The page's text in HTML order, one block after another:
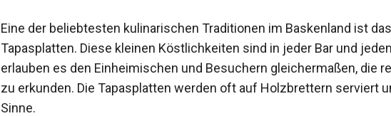
Eine der beliebtesten kulinarischen Traditionen im Baskenland ist
Tapasplatten. Diese kleinen Köstlichkeiten sind in jeder Bar und
erlauben es den Einheimischen und Besuchern gleichermaßen, die
zu erkunden. Die Tapasplatten werden oft auf Holzbrettern serviert
Sinne.